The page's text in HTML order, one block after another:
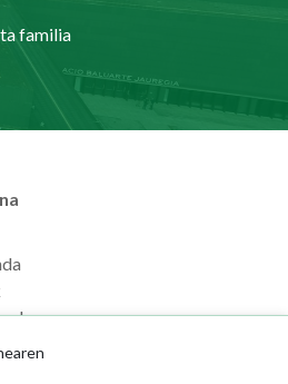
familia